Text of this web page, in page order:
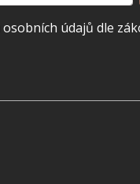
údajů dle